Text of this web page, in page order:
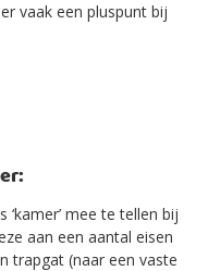
vaak een pluspunt bij
mee te tellen bij
aan een aantal eisen
trapgat (naar een vaste